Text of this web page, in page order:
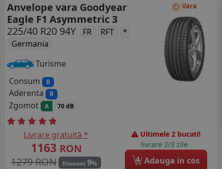
Vara
Anvelope vara Goodyear
Eagle F1 Asymmetric 3
225/40 R20 94Y
FR RFT
*
Germania
Turisme
Consum
B
Aderenta B
Zgomot A 70 dB
Livrare gratuită *
1163 RON
1279 RON
Discount 9%
Ultimele 2 bucati!
livrare 2/3 zile
4 Adauga in cos